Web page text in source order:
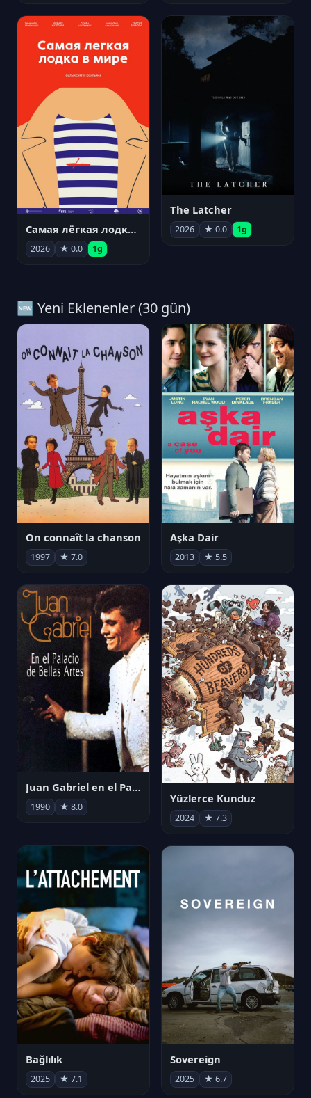
Самая лёгкая лодка в мире
2026 ★ 0.0 1g
The Latcher
2026 ★ 0.0 1g
🆕 Yeni Eklenenler (30 gün)
On connaît la chanson
1997 ★ 7.0
Aşka Dair
2013 ★ 5.5
Juan Gabriel en el Palacio de Bellas Artes
1990 ★ 8.0
Yüzlerce Kunduz
2024 ★ 7.3
Bağlılık
2025 ★ 7.1
Sovereign
2025 ★ 6.7